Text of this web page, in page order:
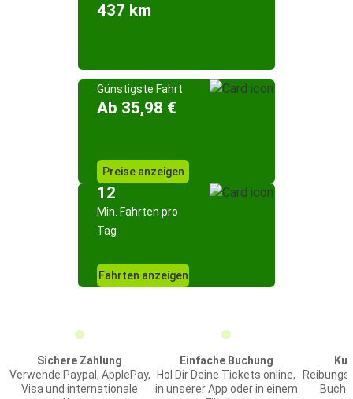
437 km
Günstigste Fahrt
Ab 35,98 €
Preise anzeigen
12
Min. Fahrten pro
Tag
Fahrten anzeigen
Sichere Zahlung
Verwende Paypal, ApplePay,
Visa und internationale
Einfache Buchung
Hol Dir Deine Tickets online,
in unserer App oder in einem